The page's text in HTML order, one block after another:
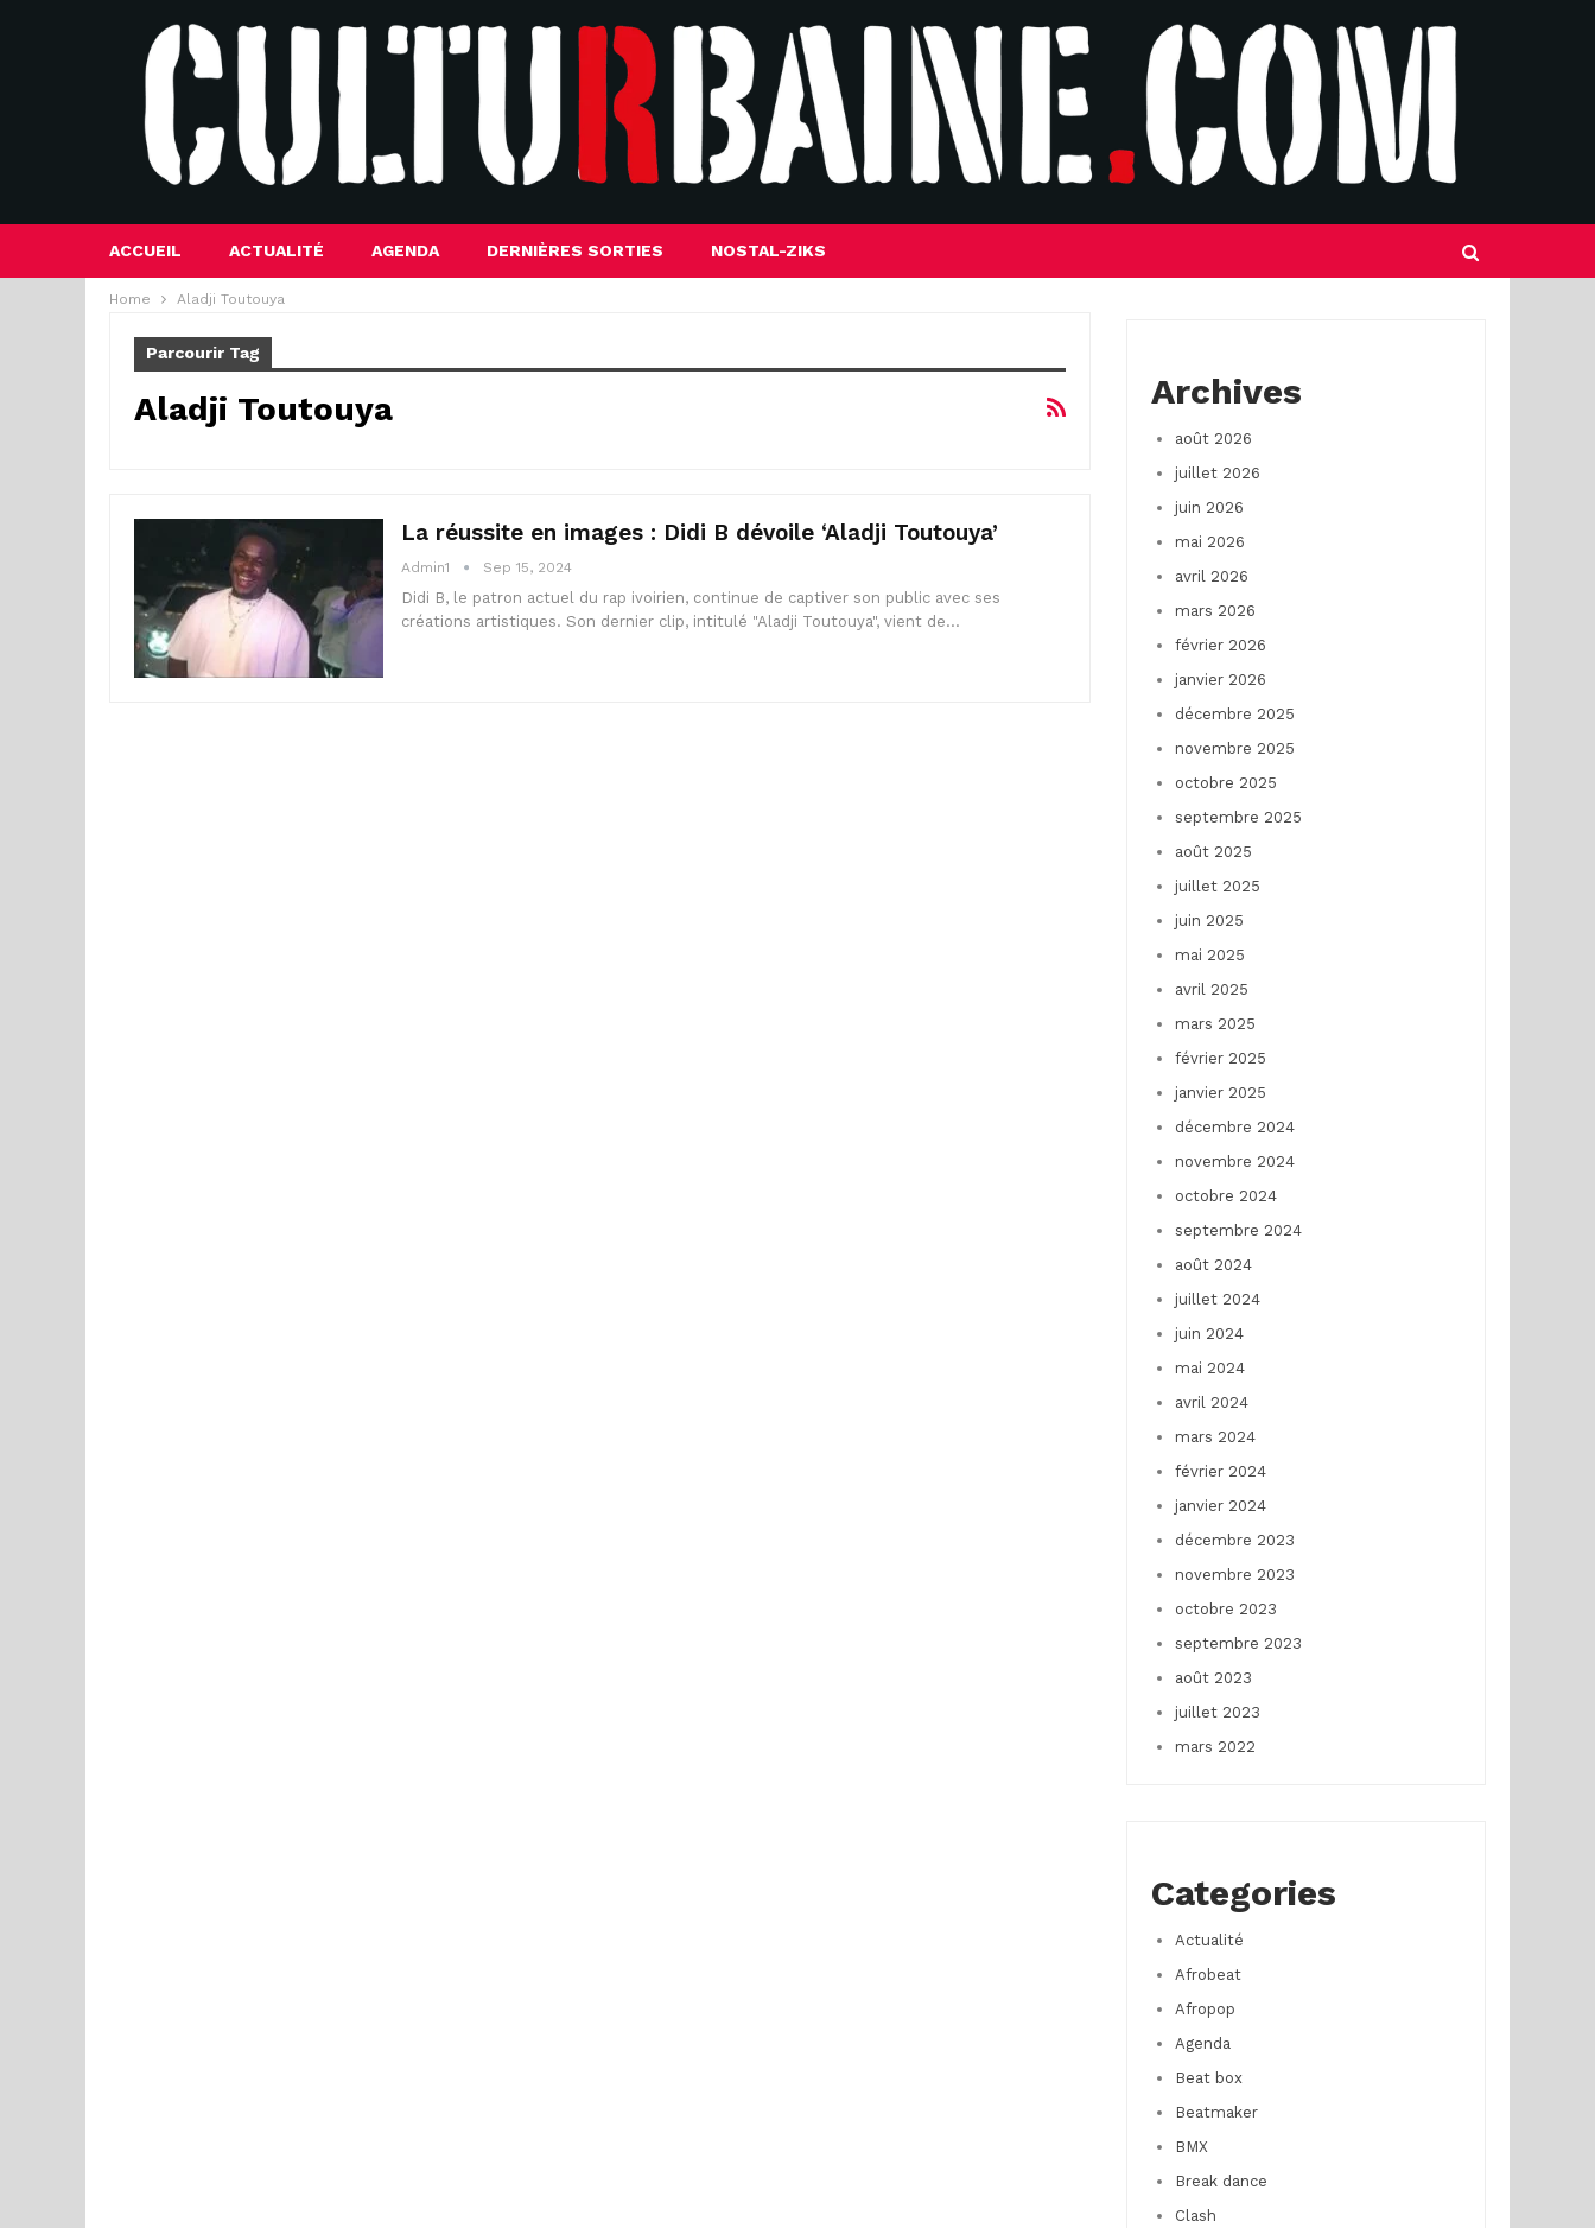
ACCUEIL ACTUALITÉ AGENDA DERNIÈRES SORTIES NOSTAL-ZIKS
Home Aladji Toutouya
Parcourir Tag
Aladji Toutouya
La réussite en images : Didi B dévoile ‘Aladji Toutouya’
Admin1 Sep 15, 2024
Didi B, le patron actuel du rap ivoirien, continue de captiver son public avec ses
créations artistiques. Son dernier clip, intitulé "Aladji Toutouya", vient de…
Archives
août 2026
juillet 2026
juin 2026
mai 2026
avril 2026
mars 2026
février 2026
janvier 2026
décembre 2025
novembre 2025
octobre 2025
septembre 2025
août 2025
juillet 2025
juin 2025
mai 2025
avril 2025
mars 2025
février 2025
janvier 2025
décembre 2024
novembre 2024
octobre 2024
septembre 2024
août 2024
juillet 2024
juin 2024
mai 2024
avril 2024
mars 2024
février 2024
janvier 2024
décembre 2023
novembre 2023
octobre 2023
septembre 2023
août 2023
juillet 2023
mars 2022
Categories
Actualité
Afrobeat
Afropop
Agenda
Beat box
Beatmaker
BMX
Break dance
Clash